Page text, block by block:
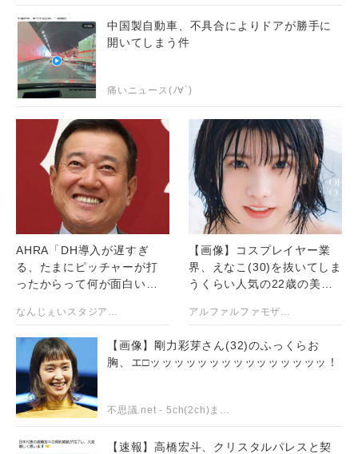
中国製自動車、不具合によりドアが勝手に
開いてしまう件
痛いニュース(ﾉ∀`)
AHRA「DH導入が遅すぎ
る、たまにピッチャーが打
ったからって何が面白いん
【画像】コスプレイヤー業
界、えなこ(30)を抜いてしま
うくらい人気の22歳の美少
【画像】剛力彩芽さん(32)のふっくらお
胸、エ□ッッッッッッッッッッッッッッッ！
不思議.net - 5ch(2ch)まとめサイト
【速報】高橋宏斗、クリスタルパレスと契